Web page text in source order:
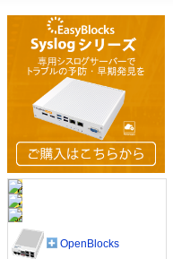
OpenBlocks